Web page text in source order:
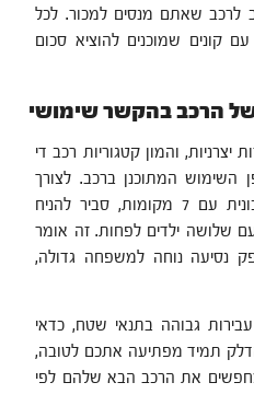
לרכב שאתם מנסים למכור. לכל
קונים שמוכנים להוציא סכום
והמון קטגוריות רכב די
השימוש המתוכנן ברכב. לצורך
העניין, אם אתם מנסים למכור מכונית עם 7 מקומות, סביר להניח
שלושה ילדים לפחות. זה אומר
נסיעה נוחה למשפחה גדולה,
גבוהה בתנאי שטח, כדאי
תמיד מפתיעה אתכם לטובה,
מחפשים את הרכב הבא שלהם לפי